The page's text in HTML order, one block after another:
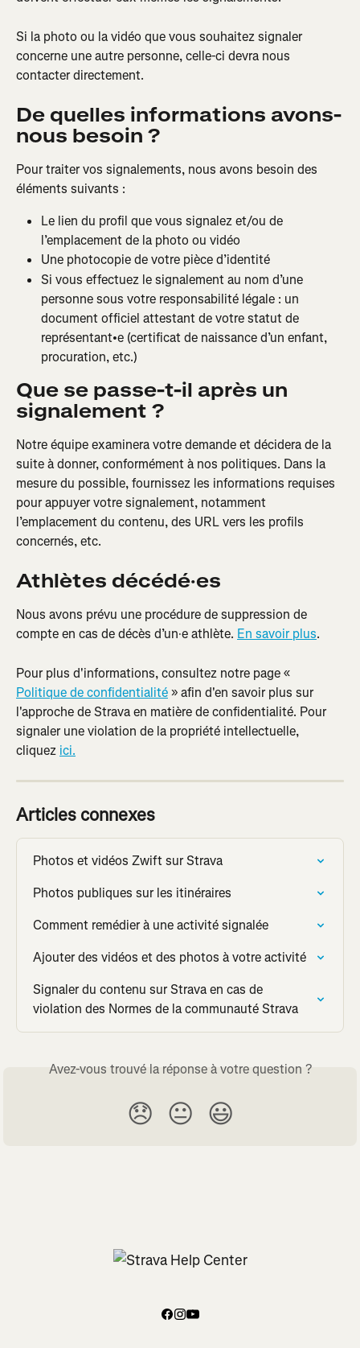
Si la photo ou la vidéo que vous souhaitez signaler
concerne une autre personne, celle-ci devra nous
contacter directement.
De quelles informations avons-
nous besoin ?
Pour traiter vos signalements, nous avons besoin des
éléments suivants :
Le lien du profil que vous signalez et/ou de
l’emplacement de la photo ou vidéo
Une photocopie de votre pièce d’identité
Si vous effectuez le signalement au nom d’une
personne sous votre responsabilité légale : un
document officiel attestant de votre statut de
représentant•e (certificat de naissance d’un enfant,
procuration, etc.)
Que se passe-t-il après un
signalement ?
Notre équipe examinera votre demande et décidera de la
suite à donner, conformément à nos politiques. Dans la
mesure du possible, fournissez les informations requises
pour appuyer votre signalement, notamment
l’emplacement du contenu, des URL vers les profils
concernés, etc.
Athlètes décédé·es
Nous avons prévu une procédure de suppression de
compte en cas de décès d’un·e athlète. En savoir plus.
Pour plus d'informations, consultez notre page «
Politique de confidentialité » afin d'en savoir plus sur
l'approche de Strava en matière de confidentialité. Pour
signaler une violation de la propriété intellectuelle,
cliquez ici.
Articles connexes
Photos et vidéos Zwift sur Strava
Photos publiques sur les itinéraires
Comment remédier à une activité signalée
Ajouter des vidéos et des photos à votre activité
Signaler du contenu sur Strava en cas de
violation des Normes de la communauté Strava
Avez-vous trouvé la réponse à votre question ?
😞 😐 😃